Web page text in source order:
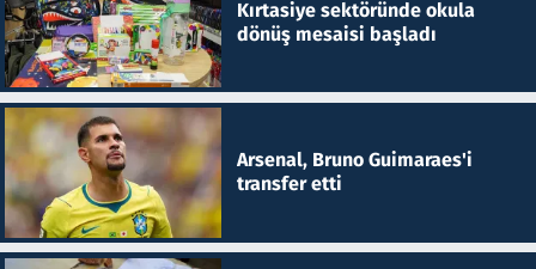
Kırtasiye sektöründe okula
dönüş mesaisi başladı
Arsenal, Bruno Guimaraes'i
transfer etti